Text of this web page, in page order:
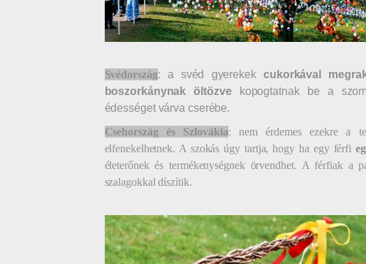
Svédország: a svéd gyerekekcukorkával
boszorkánynak öltözvekopogtatnak be a
édességet várva cserébe.
Csehország és Szlovákia: nem érdemes ezekre a
elfenekelhetnek. A szokás úgy tartja, hogy ha egy férfi
életerőnek és termékenységnek örvendhet. A férfiak a
szalagokkal díszítik.